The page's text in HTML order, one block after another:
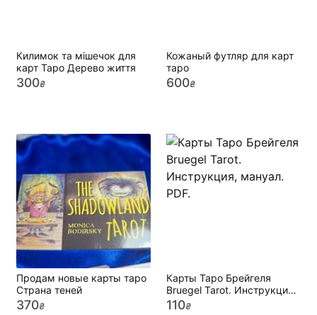
Килимок та мішечок для
карт Таро Дерево життя
300₴
Кожаный футляр для карт
таро
600₴
Продам новые карты таро
Страна теней
370₴
Карты Таро Брейгеля
Bruegel Tarot. Инструкция,
мануал. PDF.
110₴